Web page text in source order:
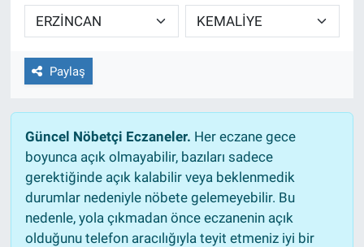
Paylaş
Güncel Nöbetçi Eczaneler. Her eczane gece
boyunca açık olmayabilir, bazıları sadece
gerektiğinde açık kalabilir veya beklenmedik
durumlar nedeniyle nöbete gelemeyebilir. Bu
nedenle, yola çıkmadan önce eczanenin açık
olduğunu telefon aracılığıyla teyit etmeniz iyi bir
TEKNOLOJİ
Dünya
İlçeler
MAGAZİN
Bilim, Teknoloji
ASAYİŞ